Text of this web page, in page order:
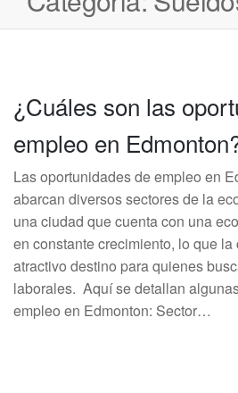
¿Cuáles son las
empleo en
Las oportunidades de empleo en
abarcan diversos sectores de la
una ciudad que cuenta con una
en constante crecimiento, lo que la
atractivo destino para quienes
laborales. Aquí se detallan
empleo en Edmonton: Sector…